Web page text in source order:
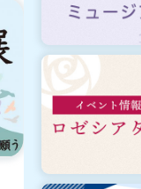
8月3日から3